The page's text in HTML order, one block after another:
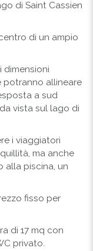
di Saint Cassien
di un ampio
dimensioni
potranno allineare
a sud
vista sul lago di
i viaggiatori
ma anche
alla piscina, un
fisso per
di 17 mq con
privato.